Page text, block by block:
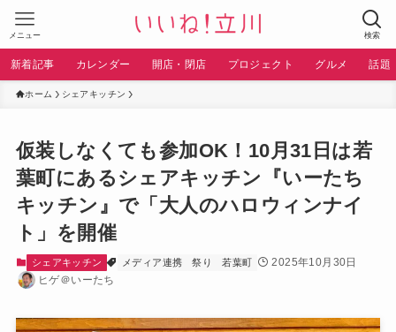
検索
メニュー
新着記事 カレンダー 開店・閉店 プロジェクト グルメ 話題
ホーム シェアキッチン
仮装しなくても参加OK！10月31日は若
葉町にあるシェアキッチン『いーたち
キッチン』で「大人のハロウィンナイ
ト」を開催
シェアキッチン メディア連携 祭り 若葉町
2025年10月30日
ヒゲ＠いーたち